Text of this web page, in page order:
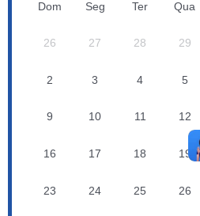
Dom Seg Ter Qua
26 27 28 29
2 3 4 5
9 10 11 12
16 17 18 19
23 24 25 26